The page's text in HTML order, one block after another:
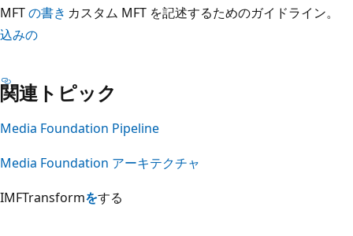
MFTの書き
込みの
カスタム MFT を記述するためのガイドライン。
関連トピック
Media Foundation Pipeline
Media Foundation アーキテクチャ
IMFTransformをする